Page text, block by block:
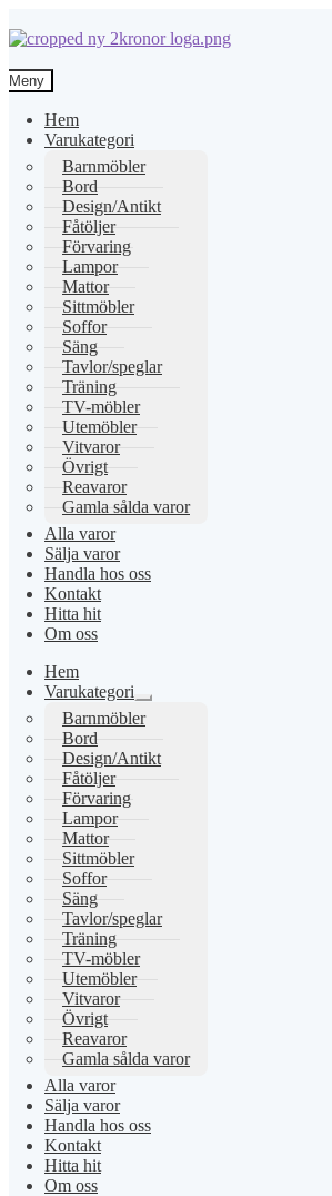
Hoppa
till
navigering
Hoppa
till
innehåll
Meny
Hem
Varukategori
Barnmöbler
Bord
Design/Antikt
Fåtöljer
Förvaring
Lampor
Mattor
Sittmöbler
Soffor
Säng
Tavlor/speglar
Träning
TV-möbler
Utemöbler
Vitvaror
Övrigt
Reavaror
Gamla sålda varor
Alla varor
Sälja varor
Handla hos oss
Kontakt
Hitta hit
Om oss
Hem
Varukategori
Expandera
undermeny
Barnmöbler
Bord
Design/Antikt
Fåtöljer
Förvaring
Lampor
Mattor
Sittmöbler
Soffor
Säng
Tavlor/speglar
Träning
TV-möbler
Utemöbler
Vitvaror
Övrigt
Reavaror
Gamla sålda varor
Alla varor
Sälja varor
Handla hos oss
Kontakt
Hitta hit
Om oss